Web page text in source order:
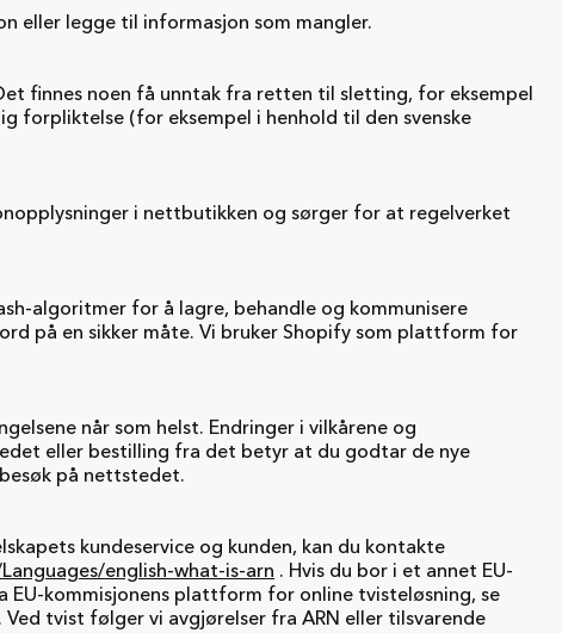
eller legge til informasjon som mangler.
finnes noen få unntak fra retten til sletting, for eksempel
forpliktelse (for eksempel i henhold til den svenske
i nettbutikken og sørger for at regelverket
algoritmer for å lagre, behandle og kommunisere
på en sikker måte. Vi bruker Shopify som plattform for
når som helst. Endringer i vilkårene og
eller bestilling fra det betyr at du godtar de nye
på nettstedet.
kundeservice og kunden, kan du kontakte
english-what-is-arn . Hvis du bor i et annet EU-
EU-kommisjonens plattform for online tvisteløsning, se
. Ved tvist følger vi avgjørelser fra ARN eller tilsvarende